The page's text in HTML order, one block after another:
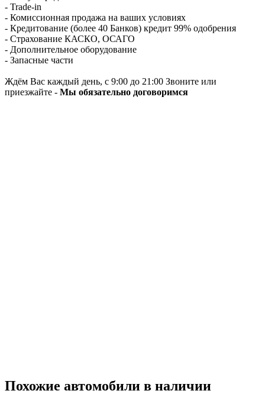
- Trade-in
- Комиссионная продажа на ваших условиях
- Кредитование (более 40 Банков) кредит 99% одобрения
- Страхование КАСКО, ОСАГО
- Дополнительное оборудование
- Запасные части
Ждём Вас каждый день, с 9:00 до 21:00 Звоните или
приезжайте - Мы обязательно договоримся
Похожие автомобили в наличии